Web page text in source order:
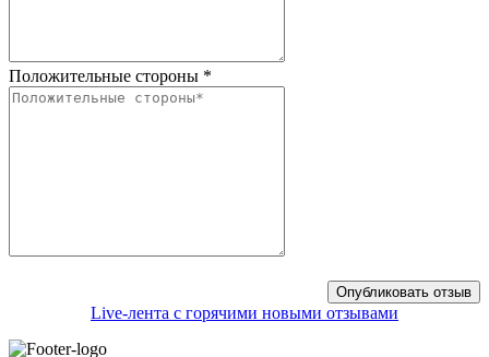
Положительные стороны *
Live-лента с горячими новыми отзывами